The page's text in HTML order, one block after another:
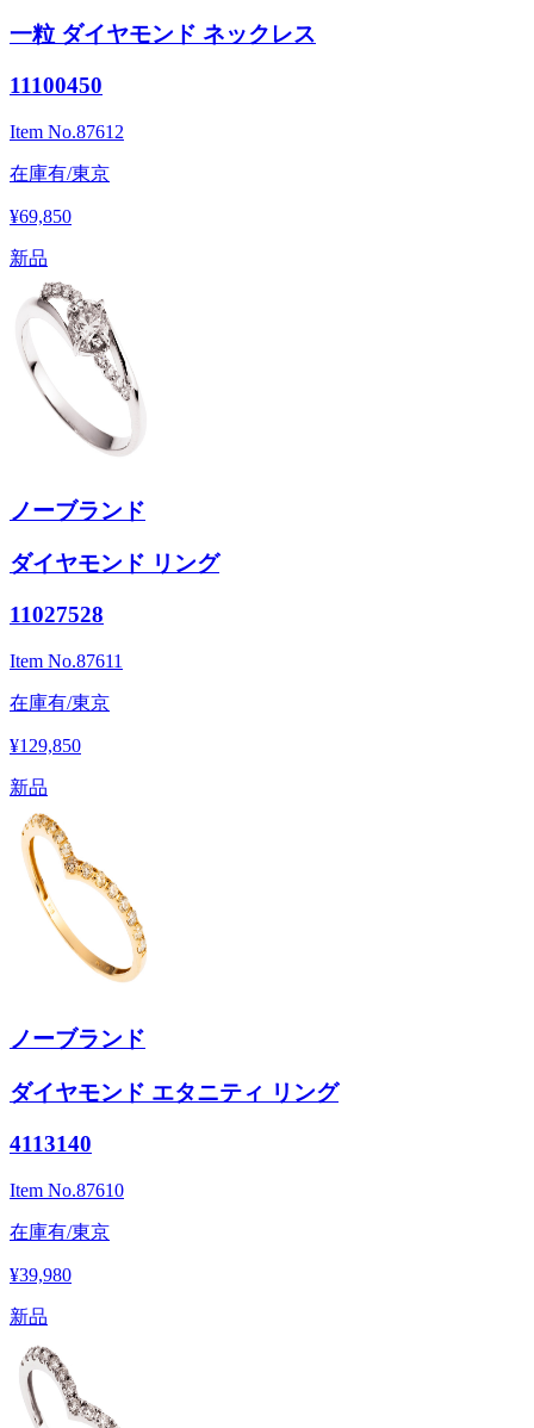
一粒 ダイヤモンド ネックレス
11100450
Item No.87612
在庫有/東京
¥69,850
新品
ノーブランド
ダイヤモンド リング
11027528
Item No.87611
在庫有/東京
¥129,850
新品
ノーブランド
ダイヤモンド エタニティ リング
4113140
Item No.87610
在庫有/東京
¥39,980
新品